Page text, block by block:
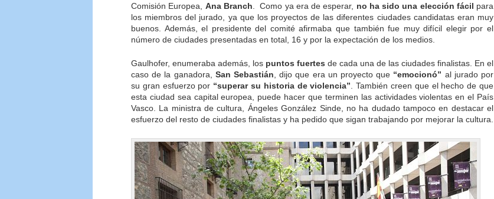
Comisión Europea, Ana Branch . Como ya era de esperar, no ha sido una elección fácil para
los miembros del jurado, ya que los proyectos de las diferentes ciudades candidatas eran muy
buenos. Además, el presidente del comité afirmaba que también fue muy difícil elegir por el
número de ciudades presentadas en total, 16 y por la expectación de los medios.
Gaulhofer, enumeraba además, los puntos fuertes de cada una de las ciudades finalistas. En el
caso de la ganadora, San Sebastián, dijo que era un proyecto que “emocionó” al jurado por
su gran esfuerzo por “superar su historia de violencia”. También creen que el hecho de que
esta ciudad sea capital europea, puede hacer que terminen las actividades violentas en el País
Vasco. La ministra de cultura, Ángeles González Sinde, no ha dudado tampoco en destacar el
esfuerzo del resto de ciudades finalistas y ha pedido que sigan trabajando por mejorar la cultura.